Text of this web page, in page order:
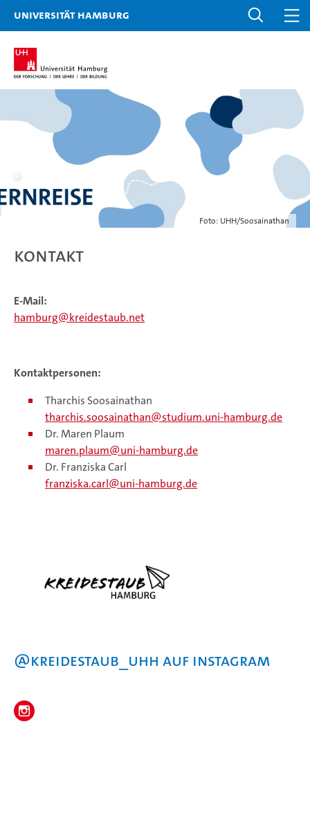
Universität Hamburg
Foto: UHH/Soosainathan
Kontakt
E-Mail:
hamburg@kreidestaub.net
Kontaktpersonen:
Tharchis Soosainathan
tharchis.soosainathan@studium.uni-hamburg.de
Dr. Maren Plaum
maren.plaum
uni-hamburg.de
Dr. Franziska Carl
franziska.carl
uni-hamburg.de
@kreidestaub_uhh auf Instagram